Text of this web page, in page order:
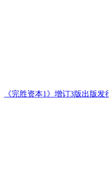
《完胜资本1》增订3版出版发